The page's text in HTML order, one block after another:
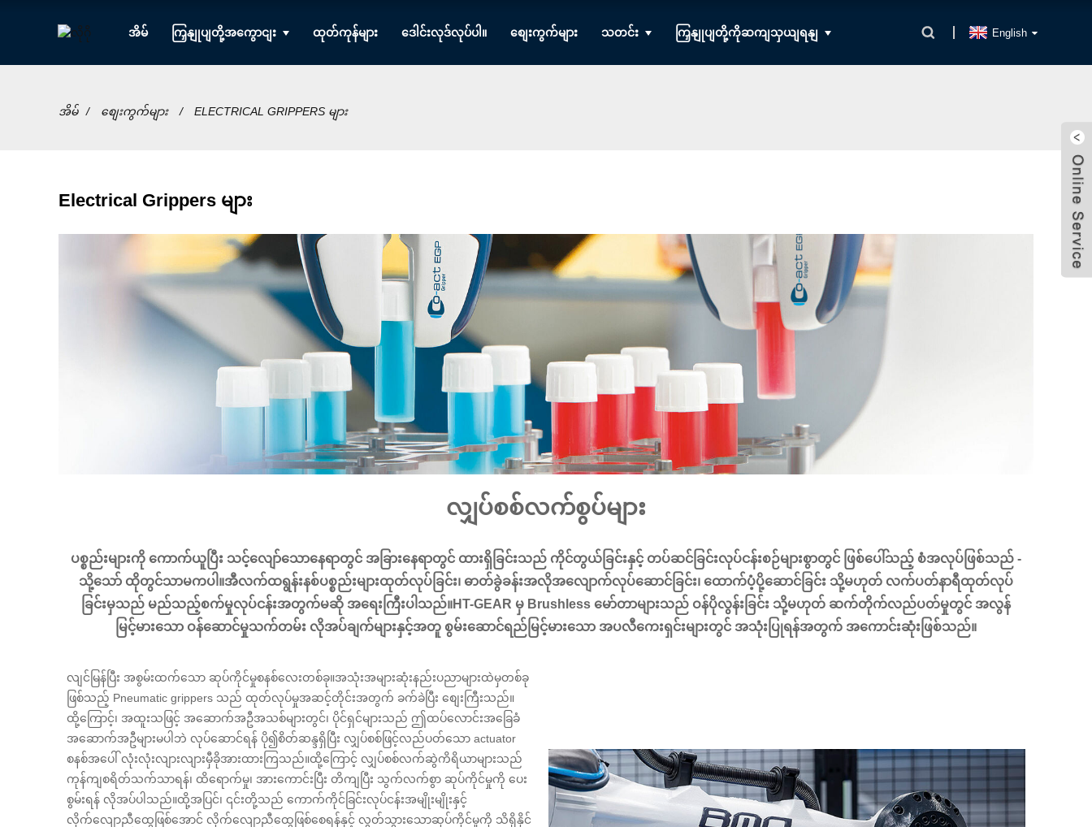
အိမ် ကြှနျုပျတို့အကွောငျး ထုတ်ကုန်များ ဒေါင်းလုဒ်လုပ်ပါ။ စျေးကွက်များ သတင်း ကြှနျုပျတို့ကိုဆကျသှယျရနျ English
အိမ် စျေးကွက်များ ELECTRICAL GRIPPERS များ
Electrical Grippers များ
လျှပ်စစ်လက်စွပ်များ
ပစ္စည်းများကို ကောက်ယူပြီး သင့်လျော်သောနေရာတွင် အခြားနေရာတွင် ထားရှိခြင်းသည် ကိုင်တွယ်ခြင်းနှင့် တပ်ဆင်ခြင်းလုပ်ငန်းစဉ်များစွာတွင် ဖြစ်ပေါ်သည့် စံအလုပ်ဖြစ်သည် -
သို့သော် ထိုတွင်သာမကပါ။အီလက်ထရွန်းနစ်ပစ္စည်းများထုတ်လုပ်ခြင်း၊ ဓာတ်ခွဲခန်းအလိုအလျောက်လုပ်ဆောင်ခြင်း၊ ထောက်ပံ့ပို့ဆောင်ခြင်း သို့မဟုတ် လက်ပတ်နာရီထုတ်လုပ်
ခြင်းမှသည် မည်သည့်စက်မှုလုပ်ငန်းအတွက်မဆို အရေးကြီးပါသည်။HT-GEAR မှ Brushless မော်တာများသည် ဝန်ပိုလွန်းခြင်း သို့မဟုတ် ဆက်တိုက်လည်ပတ်မှုတွင် အလွန်
မြင့်မားသော ဝန်ဆောင်မှုသက်တမ်း လိုအပ်ချက်များနှင့်အတူ စွမ်းဆောင်ရည်မြင့်မားသော အပလီကေးရှင်းများတွင် အသုံးပြုရန်အတွက် အကောင်းဆုံးဖြစ်သည်။
လျင်မြန်ပြီး အစွမ်းထက်သော ဆုပ်ကိုင်မှုစနစ်လေးတစ်ခု။အသုံးအများဆုံးနည်းပညာများထဲမှတစ်ခု
ဖြစ်သည့် Pneumatic grippers သည် ထုတ်လုပ်မှုအဆင့်တိုင်းအတွက် ခက်ခဲပြီး စျေးကြီးသည်။
ထို့ကြောင့်၊ အထူးသဖြင့် အဆောက်အဦအသစ်များတွင်၊ ပိုင်ရှင်များသည် ဤထပ်လောင်းအခြေခံ
အဆောက်အဦများမပါဘဲ လုပ်ဆောင်ရန် ပို၍စိတ်ဆန္ဒရှိပြီး လျှပ်စစ်ဖြင့်လည်ပတ်သော actuator
စနစ်အပေါ် လုံးလုံးလျားလျားမှီခိုအားထားကြသည်။ထို့ကြောင့် လျှပ်စစ်လက်ဆွဲကိရိယာများသည်
ကုန်ကျစရိတ်သက်သာရန်၊ ထိရောက်မှု၊ အားကောင်းပြီး တိကျပြီး သွက်လက်စွာ ဆုပ်ကိုင်မှုကို ပေး
စွမ်းရန် လိုအပ်ပါသည်။ထို့အပြင်၊ ၎င်းတို့သည် ကောက်ကိုင်ခြင်းလုပ်ငန်းအမျိုးမျိုးနှင့်
လိုက်လျောညီထွေဖြစ်အောင် လိုက်လျောညီထွေဖြစ်စေရန်နှင့် လွတ်သွားသောဆုပ်ကိုင်မှုကို သိရှိနိုင်